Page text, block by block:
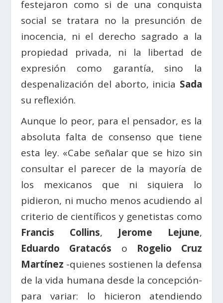
festejaron como si de una conquista
social se tratara no la presunción de
inocencia, ni el derecho sagrado a la
propiedad privada, ni la libertad de
expresión como garantía, sino la
despenalización del aborto, inicia Sada
su reflexión.
Aunque lo peor, para el pensador, es la
absoluta falta de consenso que tiene
esta ley. «Cabe señalar que se hizo sin
consultar el parecer de la mayoría de
los mexicanos que ni siquiera lo
pidieron, ni mucho menos acudiendo al
criterio de científicos y genetistas como
Francis Collins, Jerome Lejune,
Eduardo Gratacós o Rogelio Cruz
Martínez -quienes sostienen la defensa
de la vida humana desde la concepción-
para variar: lo hicieron atendiendo